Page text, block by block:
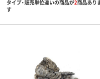
タイプ・販売単位違いの商品が2商品あり
す